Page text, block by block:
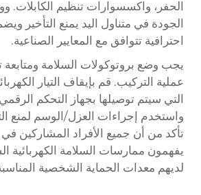
الحفر، واكسسوارات تنظيم الكابلات.
الجودة في متناول اليد يمنع التأخير
احترافية تتوافق مع المعايير الصناعية.
يجب وضع بروتوكولات السلامة ومتابعة
عملية التركيب. قم بإيقاف التيار
التي سيتم توصيلها بجهاز التحكم
واستخدم إجراءات العزل/الوسم لمنع
تأكد من أن جميع الأفراد المشاركين
يفهمون ممارسات السلامة الكهربائية
لديهم معدات الحماية الشخصية